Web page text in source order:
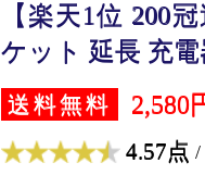
【楽天1位 200
ケット 延長 充電
送料無料 2,580
4.57点 /